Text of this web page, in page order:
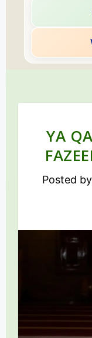
YA
Posted by